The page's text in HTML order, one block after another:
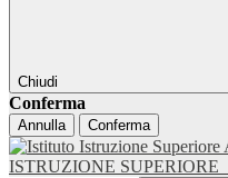
Chiudi
Conferma
Annulla Conferma
ISTRUZIONE SUPERIORE